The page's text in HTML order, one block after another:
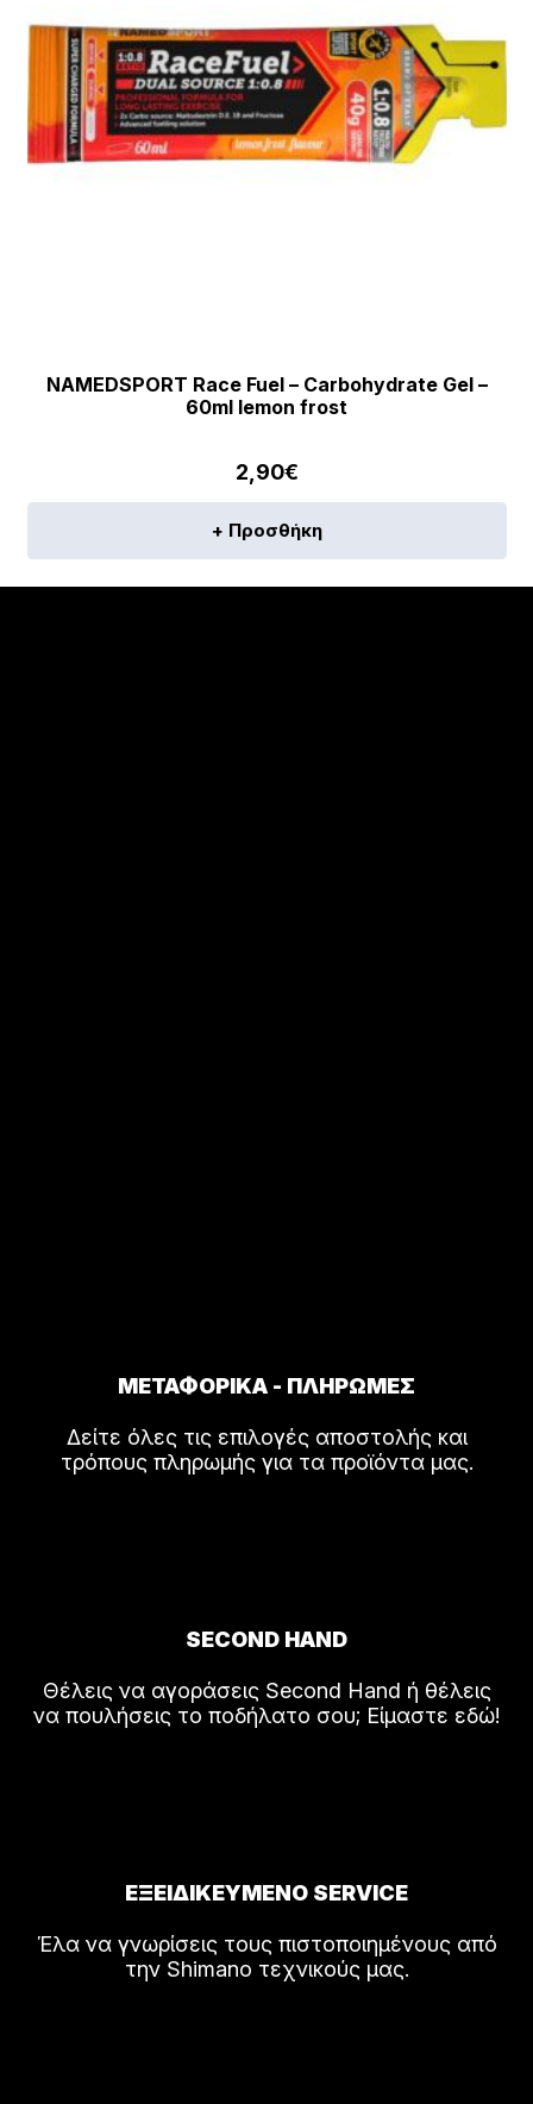
NAMEDSPORT Race Fuel – Carbohydrate Gel –
60ml lemon frost
2,90€
+ Προσθήκη
ΜΕΤΑΦΟΡΙΚΑ - ΠΛΗΡΩΜΕΣ
Δείτε όλες τις επιλογές αποστολής και
τρόπους πληρωμής για τα προϊόντα μας.
SECOND HAND
Θέλεις να αγοράσεις Second Hand ή θέλεις
να πουλήσεις το ποδήλατο σου; Είμαστε εδώ!
ΕΞΕΙΔΙΚΕΥΜΕΝΟ SERVICE
Έλα να γνωρίσεις τους πιστοποιημένους από
την Shimano τεχνικούς μας.